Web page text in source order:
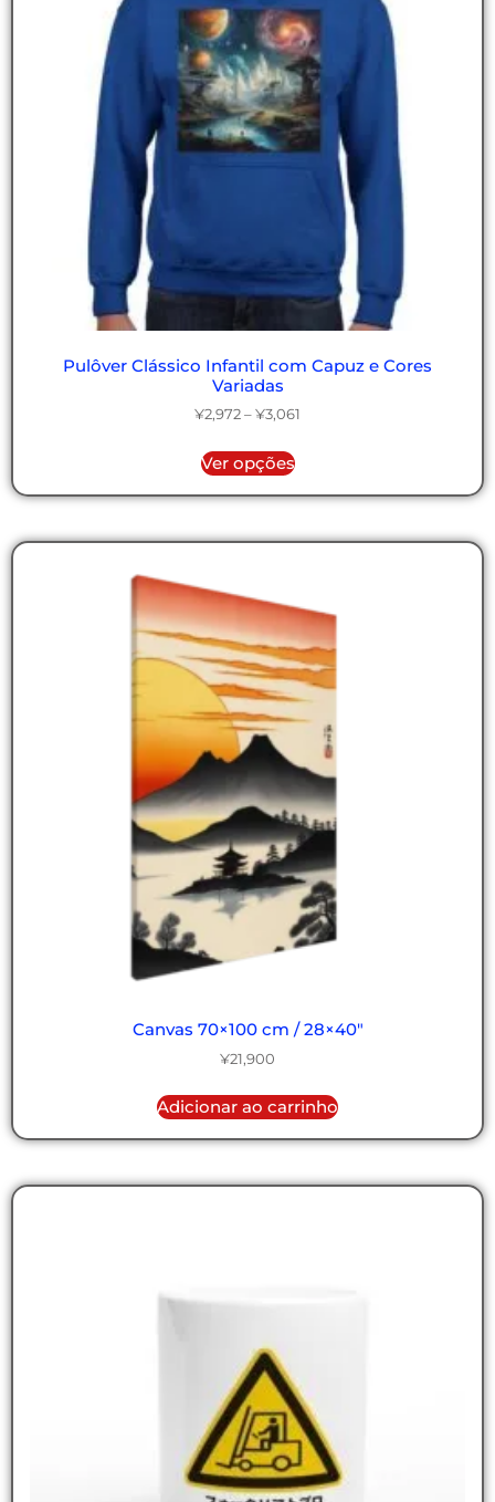
Pulôver Clássico Infantil com Capuz e Cores
Variadas
¥2,972 – ¥3,061
Ver opções
Canvas 70×100 cm / 28×40″
¥21,900
Adicionar ao carrinho